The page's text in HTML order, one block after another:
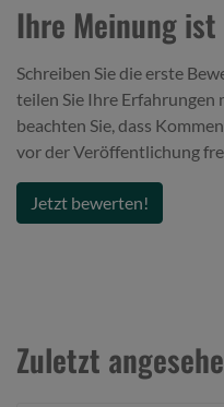
Ihre Meinung
Schreiben Sie die erste
teilen Sie Ihre
beachten Sie, dass
vor der Veröffentlichung
Jetzt bewerten!
Zuletzt